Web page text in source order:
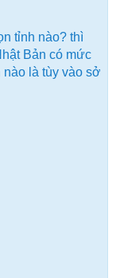
tỉnh nào? thì
Bản có mức
nào là tùy vào sở